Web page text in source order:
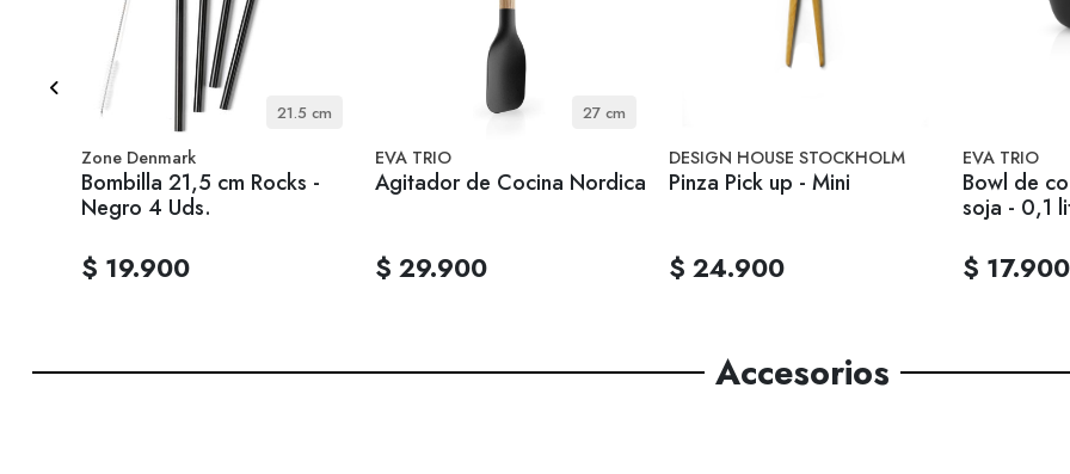
21.5 cm
Zone Denmark
Bombilla 21,5 cm Rocks -
Negro 4 Uds.
$ 19.900
27 cm
EVA TRIO
Agitador de Cocina Nordica
$ 29.900
DESIGN HOUSE STOCKHOLM
Pinza Pick up - Mini
$ 24.900
EVA TRIO
Bowl de
soja - 0,1
$ 17.900
Accesorios